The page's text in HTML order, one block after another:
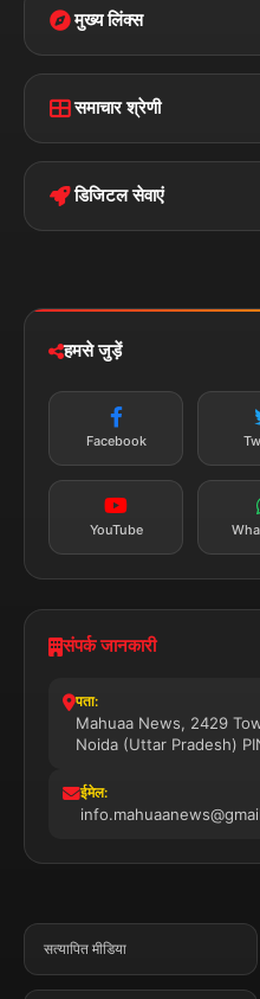
मुख्य लिंक्स
Disclaimer
Privacy Policy
समाचार श्रेणी
पॉलिटिकल
डिजिटल सेवाएं
न्यूज़ अलर्ट
सब्सक्राइब करें
हमसे जुड़ें
Facebook
YouTube
संपर्क जानकारी
पता:
Mahuaa News, 2429
Noida (Uttar Pradesh)
ईमेल:
सत्यापित मीडिया